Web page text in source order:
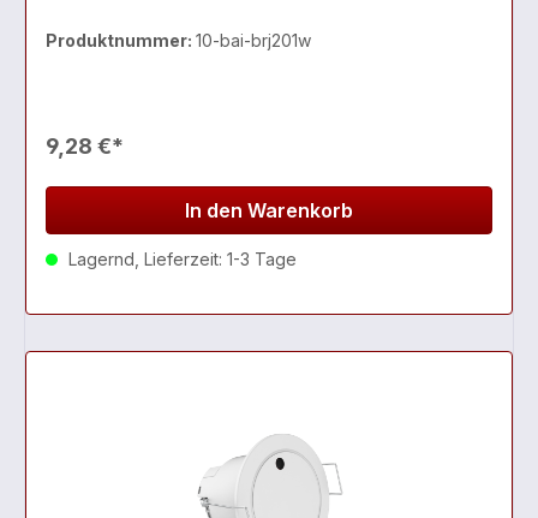
Produktnummer: 10-bai-brj201w
9,28 €*
In den Warenkorb
Lagernd, Lieferzeit: 1-3 Tage